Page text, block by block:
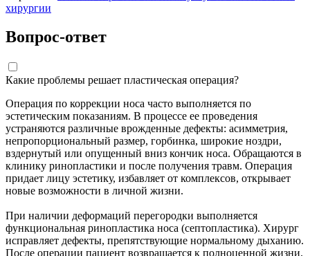
хирургии
Вопрос-ответ
Какие проблемы решает пластическая операция?
Операция по коррекции носа часто выполняется по
эстетическим показаниям. В процессе ее проведения
устраняются различные врожденные дефекты: асимметрия,
непропорциональный размер, горбинка, широкие ноздри,
вздернутый или опущенный вниз кончик носа. Обращаются в
клинику ринопластики и после получения травм. Операция
придает лицу эстетику, избавляет от комплексов, открывает
новые возможности в личной жизни.
При наличии деформаций перегородки выполняется
функциональная ринопластика носа (септопластика). Хирург
исправляет дефекты, препятствующие нормальному дыханию.
После операции пациент возвращается к полноценной жизни.